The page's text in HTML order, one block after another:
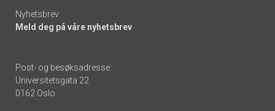
Nyhetsbrev:
Meld deg på våre nyhetsbrev
Post- og besøksadresse:
Universitetsgata 22
0162 Oslo